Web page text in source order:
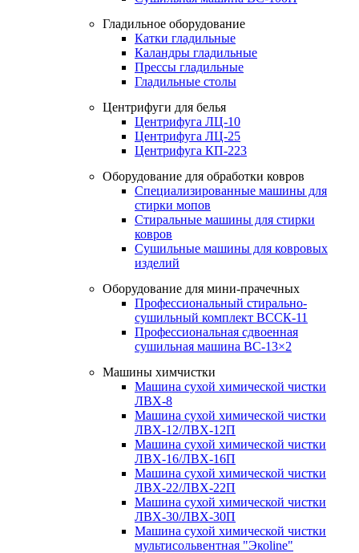
Гладильное оборудование
Катки гладильные
Каландры гладильные
Прессы гладильные
Гладильные столы
Центрифуги для белья
Центрифуга ЛЦ-10
Центрифуга ЛЦ-25
Центрифуга КП-223
Оборудование для обработки ковров
Специализированные машины для
стирки мопов
Стиральные машины для стирки
ковров
Сушильные машины для ковровых
изделий
Оборудование для мини-прачечных
Профессиональный стирально-
сушильный комплект ВССК-11
Профессиональная сдвоенная
сушильная машина ВС-13×2
Машины химчистки
Машина сухой химической чистки
ЛВХ-8
Машина сухой химической чистки
ЛВХ-12/ЛВХ-12П
Машина сухой химической чистки
ЛВХ-16/ЛВХ-16П
Машина сухой химической чистки
ЛВХ-22/ЛВХ-22П
Машина сухой химической чистки
ЛВХ-30/ЛВХ-30П
Машина сухой химической чистки
мультисольвентная "Экоline"